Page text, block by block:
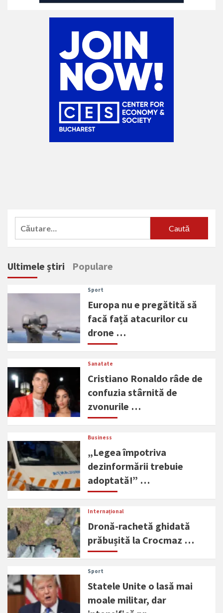
Caută
Ultimele știri Populare
Sport
Europa nu e pregătită să
facă față atacurilor cu
drone …
Sanatate
Cristiano Ronaldo râde de
confuzia stârnită de
zvonurile …
Business
„Legea împotriva
dezinformării trebuie
adoptată!” …
Internațional
Dronă-rachetă ghidată
prăbușită la Crocmaz …
Sport
Statele Unite o lasă mai
moale militar, dar